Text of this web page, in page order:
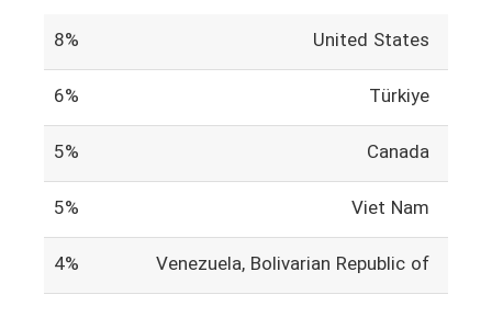
United States
8%
Türkiye
6%
Canada
5%
Viet Nam
5%
Venezuela, Bolivarian Republic of
4%